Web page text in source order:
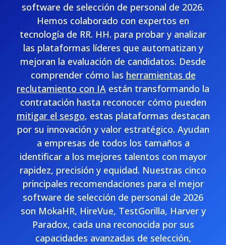
software de selección de personal de 2026.
Hemos colaborado con expertos en
tecnología de RR. HH. para probar y analizar
las plataformas líderes que automatizan y
mejoran la evaluación de candidatos. Desde
comprender cómo las herramientas de
reclutamiento con IA están transformando la
contratación hasta reconocer cómo pueden
mitigar el sesgo, estas plataformas destacan
por su innovación y valor estratégico. Ayudan
a empresas de todos los tamaños a
identificar a los mejores talentos con mayor
rapidez, precisión y equidad. Nuestras cinco
principales recomendaciones para el mejor
software de selección de personal de 2026
son MokaHR, HireVue, TestGorilla, Harver y
Paradox, cada una reconocida por sus
capacidades avanzadas de selección,